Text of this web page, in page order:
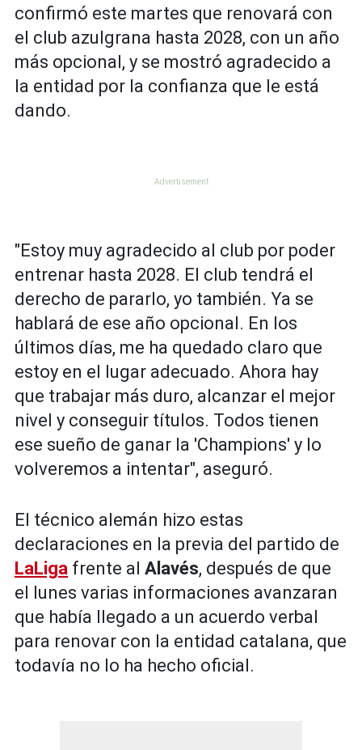
confirmó este martes que renovará con
el club azulgrana hasta 2028, con un año
más opcional, y se mostró agradecido a
la entidad por la confianza que le está
dando.
"Estoy muy agradecido al club por poder
entrenar hasta 2028. El club tendrá el
derecho de pararlo, yo también. Ya se
hablará de ese año opcional. En los
últimos días, me ha quedado claro que
estoy en el lugar adecuado. Ahora hay
que trabajar más duro, alcanzar el mejor
nivel y conseguir títulos. Todos tienen
ese sueño de ganar la 'Champions' y lo
volveremos a intentar", aseguró.
El técnico alemán hizo estas
declaraciones en la previa del partido de
LaLiga frente al Alavés, después de que
el lunes varias informaciones avanzaran
que había llegado a un acuerdo verbal
para renovar con la entidad catalana, que
todavía no lo ha hecho oficial.